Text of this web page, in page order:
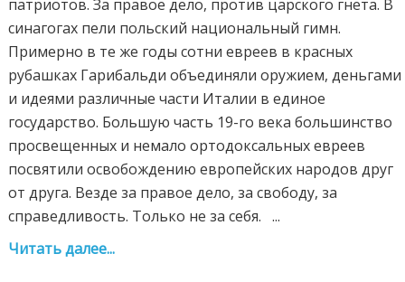
патриотов. За правое дело, против царского гнета. В
синагогах пели польский национальный гимн.
Примерно в те же годы сотни евреев в красных
рубашках Гарибальди объединяли оружием, деньгами
и идеями различные части Италии в единое
государство. Большую часть 19-го века большинство
просвещенных и немало ортодоксальных евреев
посвятили освобождению европейских народов друг
от друга. Везде за правое дело, за свободу, за
справедливость. Только не за себя. ...
Читать далее...